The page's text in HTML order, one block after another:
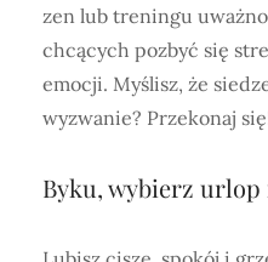
zen lub treningu
chcących pozbyć się
emocji. Myślisz, że
wyzwanie? Przekonaj
Byku, wybierz urlop